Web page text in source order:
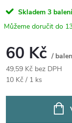
Skladem 3 balení
60 Kč /
49,59 Kč bez DPH
Měrná
10 Kč / 1 ks